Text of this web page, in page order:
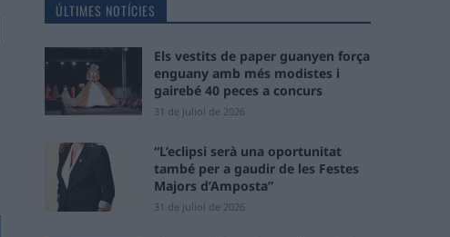
ÚLTIMES NOTÍCIES
Els vestits de paper guanyen força
enguany amb més modistes i
gairebé 40 peces a concurs
31 de juliol de 2026
“L’eclipsi serà una oportunitat
també per a gaudir de les Festes
Majors d’Amposta”
31 de juliol de 2026